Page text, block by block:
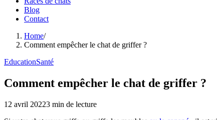
Blog
Contact
Home/
Comment empêcher le chat de griffer ?
EducationSanté
Comment empêcher le chat de griffer ?
12 avril 20223 min de lecture